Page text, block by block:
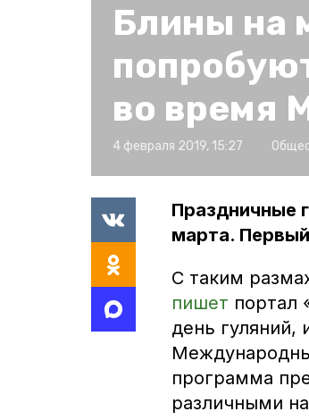
Блины на
во время
4 февраля 2019, 15:27
Праздничные
марта.
С таким
пишет портал
день гуляний,
программа
различными